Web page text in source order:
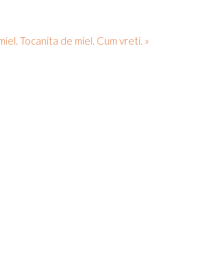
Tocanita de miel. Cum vreti. »